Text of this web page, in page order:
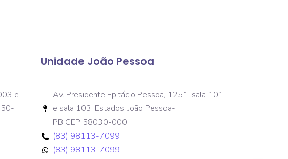
Unidade João Pessoa
e
Av. Presidente Epitácio Pessoa, 1251, sala 101
e sala 103, Estados, João Pessoa-
PB CEP 58030-000
(83) 98113-7099
(83) 98113-7099